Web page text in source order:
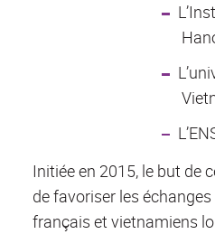
Initiée en 2015, le but de
de favoriser les
français et vietnamiens